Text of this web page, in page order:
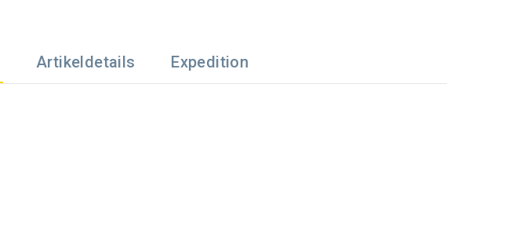
Artikeldetails Expedition